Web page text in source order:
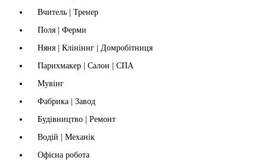
Вчитель | Тренер
Поля | Ферми
Няня | Клініннг | Домробітниця
Парихмакер | Салон | СПА
Мувінг
Фабрика | Завод
Будівництво | Ремонт
Водій | Механік
Офісна робота